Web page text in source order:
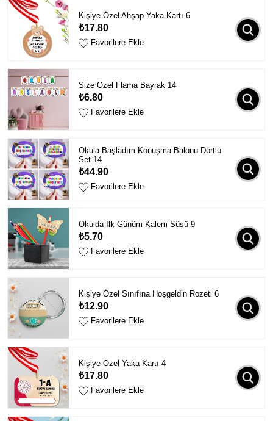
Kişiye Özel Ahşap Yaka Kartı 6
₺17.80
Favorilere Ekle
Size Özel Flama Bayrak 14
₺6.80
Favorilere Ekle
Okula Başladım Konuşma Balonu Dörtlü
Set 14
₺44.90
Favorilere Ekle
Okulda İlk Günüm Kalem Süsü 9
₺5.70
Favorilere Ekle
Kişiye Özel Sınıfına Hoşgeldin Rozeti 6
₺12.90
Favorilere Ekle
Kişiye Özel Yaka Kartı 4
₺17.80
Favorilere Ekle